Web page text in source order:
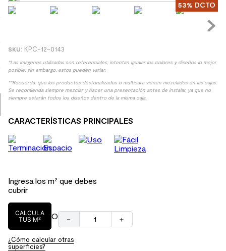
8. receptaculo 53% DCTO
: KPC-12-0143
*Las imágenes utilizadas son referenciales, intentan igualar los colores y diseños lo mejor
posible, sin embargo, estos pueden variar.
**Recuerda: que los productos destonalizados o multicara vienen mezclados en las cajas.
Se recomienda siempre mezclar y hacer una presentación antes de instalar, ya que no
siempre estarán todos los diseños dentro de la misma caja.
CARACTERÍSTICAS PRINCIPALES
Ingresa los m² que debes
cubrir
CALCULA
TUS M²
O ＋
－
¿Cómo calcular otras
superficies?